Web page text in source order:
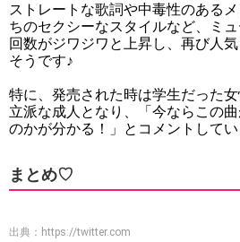
ストレートな歌詞や中毒性のある
ちのセクシーなスタイルなど、ミ
回数がジワジワと上昇し、再び人
そうです♪
特に、発売された時は学生だった
立派な成人となり、「今ならこの
のかが分かる！」とコメントして
まとめ♡
出典： https://twitter.com